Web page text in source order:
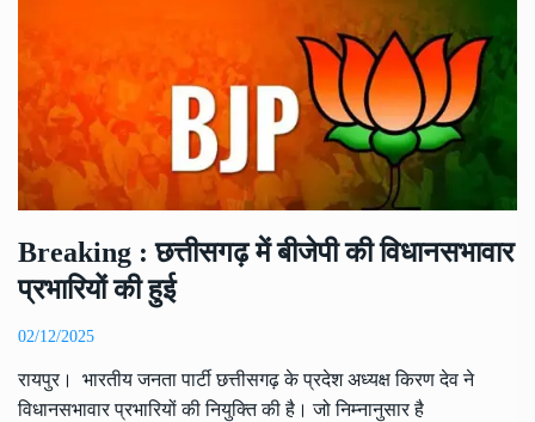
Breaking : छत्तीसगढ़ में बीजेपी की विधानसभावार
प्रभारियों की हुई
02/12/2025
रायपुर। भारतीय जनता पार्टी छत्तीसगढ़ के प्रदेश अध्यक्ष किरण देव ने
विधानसभावार प्रभारियों की नियुक्ति की है। जो निम्नानुसार है